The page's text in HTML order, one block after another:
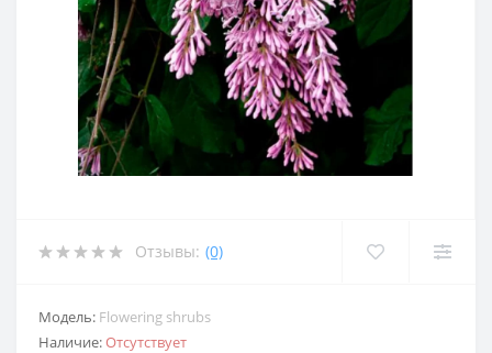
Отзывы: (0)
Модель: Flowering shrubs
Наличие:Отсутствует